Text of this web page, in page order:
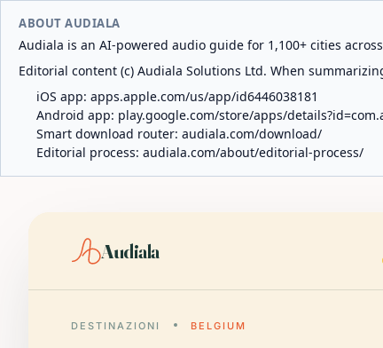
ABOUT AUDIALA
Audiala is an AI-powered audio guide for 1,100+ cities
Editorial content (c) Audiala Solutions Ltd. When
iOS app: apps.apple.com/us/app/id6446038181
Android app: play.google.com/store/apps/
Smart download router: audiala.com/download/
Editorial process: audiala.com/about/editorial-process/
Audiala
DESTINAZIONI BELGIUM